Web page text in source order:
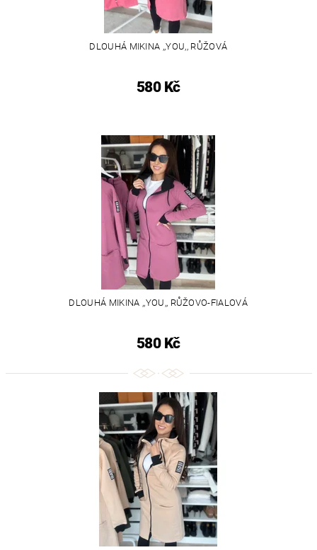
DLOUHÁ MIKINA ,,YOU,, RŮŽOVÁ
580 Kč
DLOUHÁ MIKINA ,,YOU,, RŮŽOVO-FIALOVÁ
580 Kč